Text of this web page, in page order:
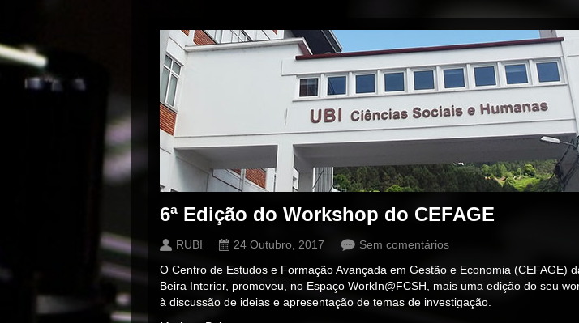
6ª Edição do Workshop do CEFAGE
RUBI 24 Outubro, 2017
Sem comentários
O Centro de Estudos e Formação Avançada em Gestão e Economia (CEFAGE)
Beira Interior, promoveu, no Espaço WorkIn@FCSH, mais uma edição do seu
à discussão de ideias e apresentação de temas de investigação.